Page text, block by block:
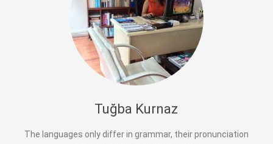
Tuğba Kurnaz
The languages only differ in grammar, their pronunciation